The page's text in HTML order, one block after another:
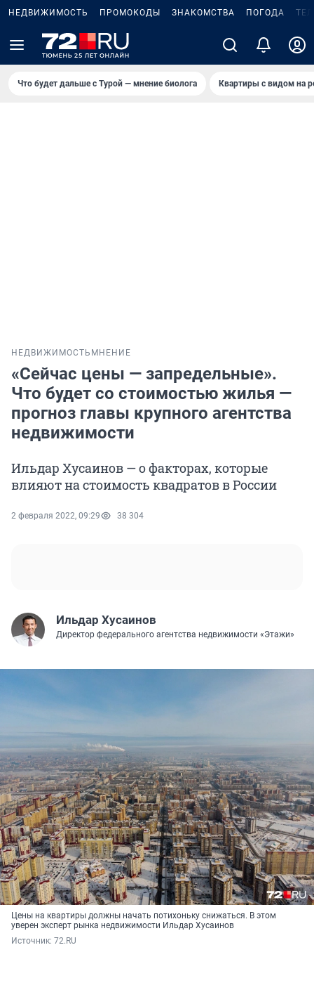
НЕДВИЖИМОСТЬ ПРОМОКОДЫ ЗНАКОМСТВА ПОГОДА
Что будет дальше с Турой — мнение биолога Квартиры с видом на
НЕДВИЖИМОСТЬ МНЕНИЕ
«Сейчас цены — запредельные».
Что будет со стоимостью жилья —
прогноз главы крупного агентства
недвижимости
Ильдар Хусаинов — о факторах, которые
влияют на стоимость квадратов в России
2 февраля 2022, 09:29 38 304
Ильдар Хусаинов
Директор федерального агентства недвижимости «Этажи»
Цены на квартиры должны начать потихоньку снижаться. В этом
уверен эксперт рынка недвижимости Ильдар Хусаинов
Источник: 72.RU